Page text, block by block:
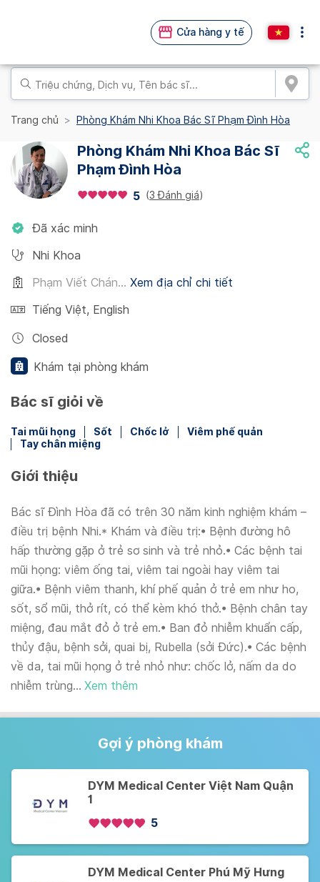
Cửa hàng y tế
Trang chủ Phòng Khám Nhi Khoa Bác Sĩ Phạm Đình Hòa
Phòng Khám Nhi Khoa Bác Sĩ
Phạm Đình Hòa
5 (3 Đánh giá)
Đã xác minh
Nhi Khoa
Phạm Viết Chán... Xem địa chỉ chi tiết
Tiếng Việt, English
Closed
Khám tại phòng khám
Bác sĩ giỏi về
Tai mũi họng Sốt Chốc lở
Viêm phế quản
Tay chân miệng
Giới thiệu
Bác sĩ Đình Hòa đã có trên 30 năm kinh nghiệm khám –
điều trị bệnh Nhi.* Khám và điều trị:• Bệnh đường hô
hấp thường gặp ở trẻ sơ sinh và trẻ nhỏ.• Các bệnh tai
mũi họng: viêm ống tai, viêm tai ngoài hay viêm tai
giữa.• Bệnh viêm thanh, khí phế quản ở trẻ em như ho,
sốt, sổ mũi, thở rít, có thể kèm khó thở.• Bệnh chân tay
miệng, đau mắt đỏ ở trẻ em.• Ban đỏ nhiễm khuẩn cấp,
thủy đậu, bệnh sởi, quai bị, Rubella (sởi Đức).• Các bệnh
về da, tai mũi họng ở trẻ nhỏ như: chốc lở, nấm da do
nhiễm trùng... Xem thêm
Gợi ý phòng khám
DYM Medical Center Việt Nam Quận
1
5
DYM Medical Center Phú Mỹ Hưng